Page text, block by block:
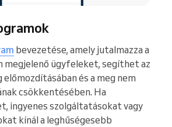
bevezetése, amely jutalmazza a
megjelenő ügyfeleket, segíthet az
és a meg nem
csökkentésében. Ha
ingyenes szolgáltatásokat vagy
kínál a leghűségesebb